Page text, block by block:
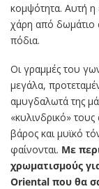
κομψότητα. Αυτή η
χάρη από δωμάτιο
πόδια.
Οι γραμμές του
μεγάλα,
αμυγδαλωτά της
«κυλινδρικό»
βάρος και μυϊκό
φαίνονται. Με
χρωματισμούς
Oriental που θα